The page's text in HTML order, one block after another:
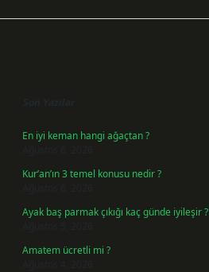
Son Yazılar
En iyi keman hangi ağaçtan ?
Ağustos 6, 2026
Kur’an’ın 3 temel konusu nedir ?
Ağustos 6, 2026
Ayak baş parmak çıkığı kaç günde iyileşir ?
Ağustos 5, 2026
Amatem ücretli mi ?
Ağustos 4, 2026